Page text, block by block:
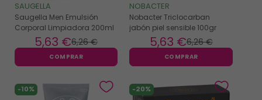
SAUGELLA
Saugella Men Emulsión
Corporal Limpiadora 200ml
6,26 €
5,63 €
COMPRAR
NOBACTER
Nobacter Triclocarban
jabón piel sensible 100gr
6,26 €
5,63 €
COMPRAR
-10% -20%